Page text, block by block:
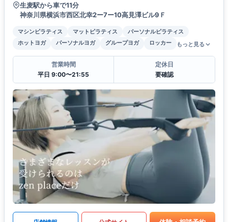
生麦駅から車で11分
神奈川県横浜市西区北幸2ー7ー10高見澤ビル9Ｆ
マシンピラティス マットピラティス
パーソナルピラティス
ホットヨガ
パーソナルヨガ グループヨガ ロッカー もっと見る
営業時間
平日 9:00〜21:55
定休日
要確認